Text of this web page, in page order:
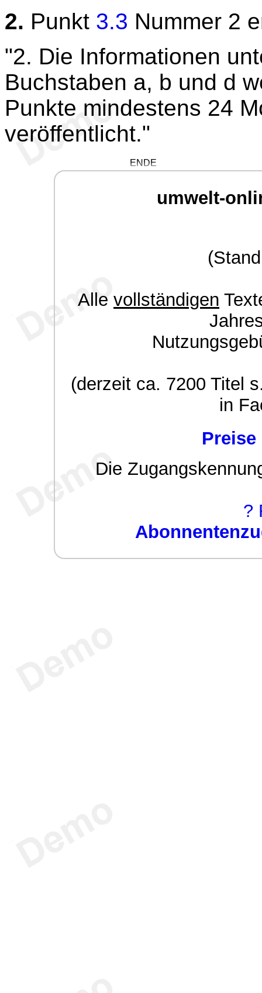
2. Punkt 3.3 Nummer 2
"2. Die Informationen
Buchstaben a, b und d
Punkte mindestens 24
veröffentlicht."
ENDE
umwelt-
Alle vollständigen
(derzeit ca. 7200 Titel
in
Die
?